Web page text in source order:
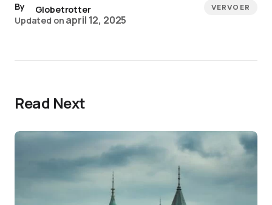
By
Globetrotter
Updated on april 12, 2025
VERVOER
Read Next